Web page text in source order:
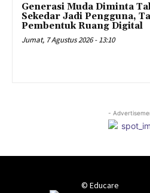
Generasi Muda Diminta
Sekedar Jadi Pengguna,
Pembentuk Ruang Digital
Jumat, 7 Agustus 2026 - 13:10
-
© Educare